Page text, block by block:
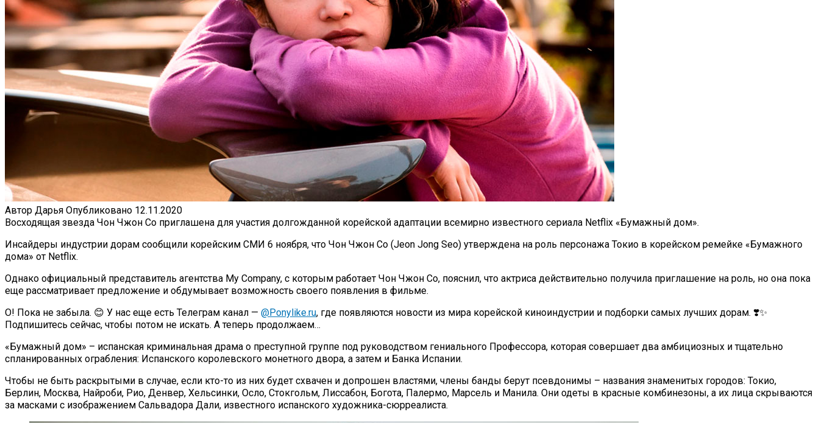
Автор Дарья Опубликовано 12.11.2020
Восходящая звезда Чон Чжон Со приглашена для участия долгожданной корейской адаптации всемирно известного сериала Netflix «Бумажный дом».
Инсайдеры индустрии дорам сообщили корейским СМИ 6 ноября, что Чон Чжон Со (Jeon Jong Seo) утверждена на роль персонажа Токио в корейском ремейке «Бумажного
дома» от Netflix.
Однако официальный представитель агентства My Company, с которым работает Чон Чжон Со, пояснил, что актриса действительно получила приглашение на роль, но она пока
еще рассматривает предложение и обдумывает возможность своего появления в фильме.
О! Пока не забыла. 😊 У нас еще есть Телеграм канал — @Ponylike.ru, где появляются новости из мира корейской киноиндустрии и подборки самых лучших дорам. ❣️✨
Подпишитесь сейчас, чтобы потом не искать. А теперь продолжаем…
«Бумажный дом» – испанская криминальная драма о преступной группе под руководством гениального Профессора, которая совершает два амбициозных и тщательно
спланированных ограбления: Испанского королевского монетного двора, а затем и Банка Испании.
Чтобы не быть раскрытыми в случае, если кто-то из них будет схвачен и допрошен властями, члены банды берут псевдонимы – названия знаменитых городов: Токио,
Берлин, Москва, Найроби, Рио, Денвер, Хельсинки, Осло, Стокгольм, Лиссабон, Богота, Палермо, Марсель и Манила. Они одеты в красные комбинезоны, а их лица скрываются
за масками с изображением Сальвадора Дали, известного испанского художника-сюрреалиста.